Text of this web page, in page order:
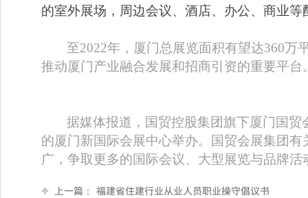
的室外展场，周边会议、酒店、办公、商业
至2022年，厦门总展览面积有望达360万
推动厦门产业融合发展和招商引资的重要平
据媒体报道，国贸控股集团旗下厦门国
的厦门新国际会展中心举办。国贸会展集团
广，争取更多的国际会议、大型展览与品牌活
上一篇： 福建省住建行业从业人员职业操守倡议书